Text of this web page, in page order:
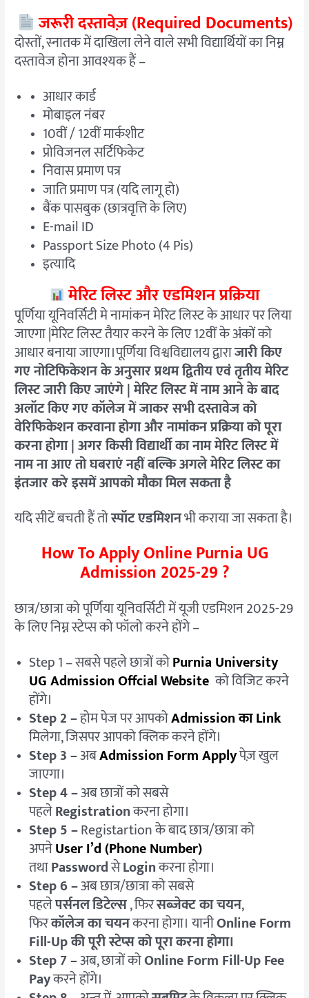
जरूरी दस्तावेज़ (Required Documents)
दोस्तों, स्नातक में दाखिला लेने वाले सभी विद्यार्थियों का निम्न
दस्तावेज होना आवश्यक हैं –
आधार कार्ड
मोबाइल नंबर
10वीं / 12वीं मार्कशीट
प्रोविजनल सर्टिफिकेट
निवास प्रमाण पत्र
जाति प्रमाण पत्र (यदि लागू हो)
बैंक पासबुक (छात्रवृत्ति के लिए)
E-mail ID
Passport Size Photo (4 Pis)
इत्यादि
मेरिट लिस्ट और एडमिशन प्रक्रिया
पूर्णिया यूनिवर्सिटी मे नामांकन मेरिट लिस्ट के आधार पर लिया
जाएगा |मेरिट लिस्ट तैयार करने के लिए 12वीं के अंकों को
आधार बनाया जाएगा।पूर्णिया विश्वविद्यालय द्वाराजारी किए
गए नोटिफिकेशन के अनुसार प्रथम द्वितीय एवं तृतीय मेरिट
लिस्ट जारी किए जाएंगे | मेरिट लिस्ट में नाम आने के बाद
अलॉट किए गए कॉलेज में जाकर सभी दस्तावेज को
वेरिफिकेशन करवाना होगा और नामांकन प्रक्रिया को पूरा
करना होगा | अगर किसी विद्यार्थी का नाम मेरिट लिस्ट में
नाम ना आए तो घबराएं नहीं बल्कि अगले मेरिट लिस्ट का
इंतजार करे इसमें आपको मौका मिल सकता है
यदि सीटें बचती हैं तोस्पॉट एडमिशनभी कराया जा सकता है।
How To Apply Online Purnia UG
Admission 2025-29 ?
छात्र/छात्रा को पूर्णिया यूनिवर्सिटी में यूजी एडमिशन 2025-29
के लिए निम्न स्टेप्स को फॉलो करने होंगे –
Step 1 – सबसे पहले छात्रों कोPurnia University
UG Admission Offcial Website को विजिट करने
होंगे।
Step 2 –होम पेज पर आपकोAdmission का Link
मिलेगा, जिसपर आपको क्लिक करने होंगे।
Step 3 –अबAdmission Form Applyपेज़ खुल
जाएगा।
Step 4 –अब छात्रों को सबसे
पहलेRegistrationकरना होगा।
Step 5 –Registartion के बाद छात्र/छात्रा को
अपनेUser I’d (Phone Number)
तथाPasswordसेLoginकरना होगा।
Step 6 –अब छात्र/छात्रा को सबसे
पहलेपर्सनलडिटेल्स, फिरसब्जेक्ट का चयन,
फिरकॉलेज का चयनकरना होगा। यानीOnline Form
Fill-Up की पूरी स्टेप्स को पूरा करना होगा।
Step 7 –अब, छात्रों कोOnline Form Fill-Up Fee
Payकरने होंगे।